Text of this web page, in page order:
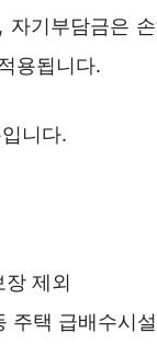
기부담금은
용됩니다.
니다.
제외
주택 급배수시